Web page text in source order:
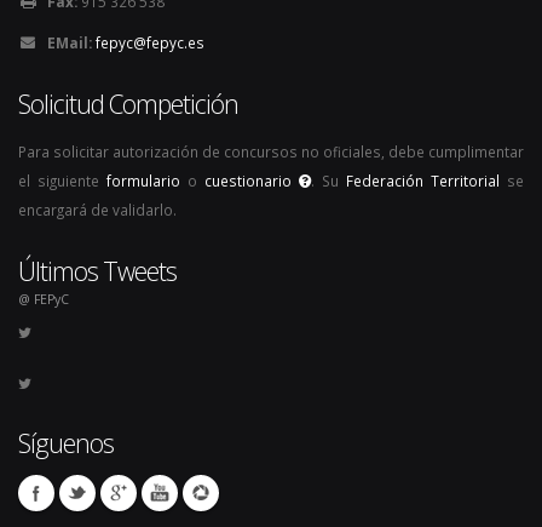
EMail:fepyc@fepyc.es
Solicitud Competición
Para solicitar autorización de concursos no oficiales, debe cumplimentar
el siguiente formulario o cuestionario . Su Federación Territorial se
encargará de validarlo.
Últimos Tweets
@ FEPyC
Síguenos